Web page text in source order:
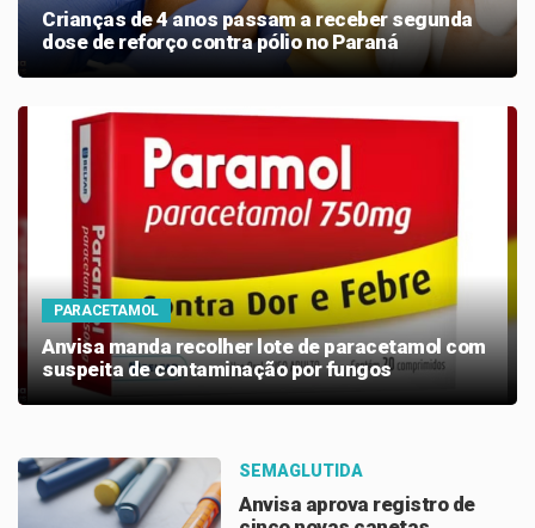
Crianças de 4 anos passam a receber segunda
dose de reforço contra pólio no Paraná
PARACETAMOL
Anvisa manda recolher lote de paracetamol com
suspeita de contaminação por fungos
SEMAGLUTIDA
Anvisa aprova registro de